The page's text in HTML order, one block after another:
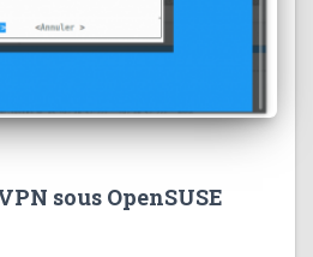
sous OpenSUSE